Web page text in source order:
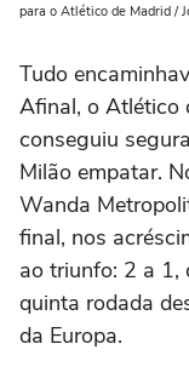
para o Atlético de Madrid /
Tudo
Afinal, o Atlético
conseguiu
Milão empatar.
Wanda
final, nos
ao triunfo: 2 a 1,
quinta rodada
da Europa.